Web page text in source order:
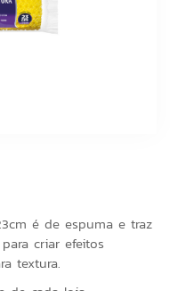
é de espuma e traz
criar efeitos
textura.